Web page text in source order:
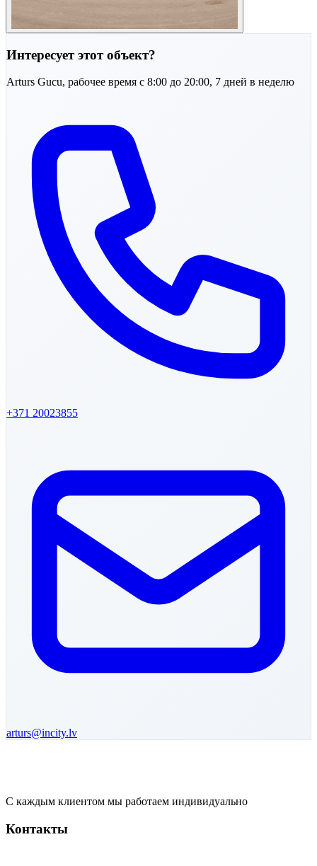
Интересует этот объект?
Arturs Gucu, рабочее время с 8:00 до 20:00, 7 дней в неделю
+371 20023855
arturs@incity.lv
С каждым клиентом мы работаем индивидуально
Контакты